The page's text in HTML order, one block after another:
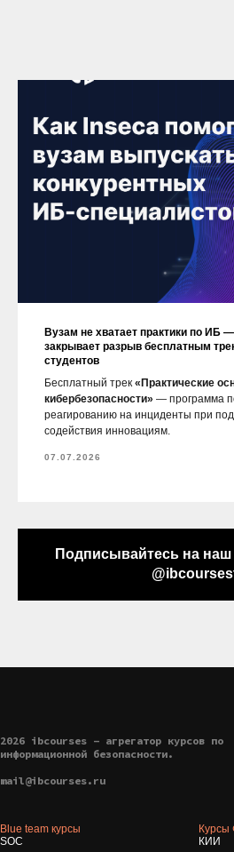
Вузам не хватает практики по ИБ
закрывает разрыв бесплатным
студентов
Бесплатный трек «Практические
кибербезопасности» — программа
реагированию на инциденты при
содействия инновациям.
07.07.2026
Подписывайтесь на наш
2026 ibcourses - агрегатор курсов по
информационной безопасности.
mail@ibcourses.ru
Blue team курсы
SOC
КИИ